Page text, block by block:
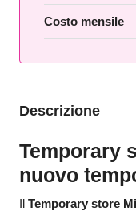
Costo mensile
Descrizione
Temporary
nuovo
Il Temporary store